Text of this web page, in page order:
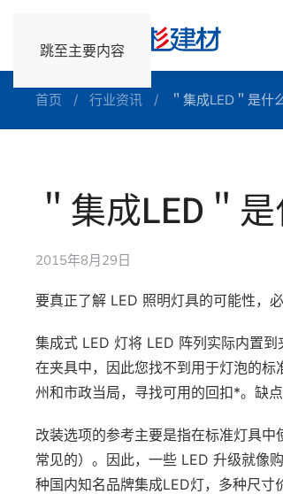
跳至主要内容
首页 行业资讯 ＂集成LED＂是什
＂集成LED＂
2015年8月29日
要真正了解 LED 照明灯具的可能性，
集成式 LED 灯将 LED 阵列实际内置
在夹具中，因此您找不到用于灯泡的
州和市政当局，寻找可用的回扣*。缺
改装选项的参考主要是指在标准灯具
常见的）。因此，一些 LED 升级就像
种国内知名品牌集成LED灯，多种尺寸